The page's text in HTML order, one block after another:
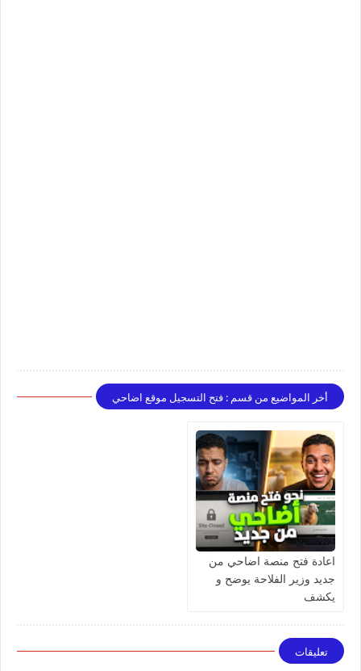
أخر المواضيع من قسم : فتح التسجيل موقع اضاحي
اعادة فتح منصة اضاحي من
جديد وزير الفلاحة يوضح و
يكشف
تعليقات